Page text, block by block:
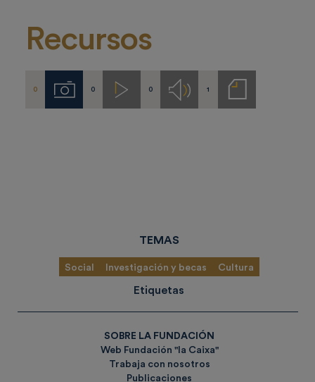
Recursos
0 Imágenes
0 Videos
0 Audios1
Notas
de
TEMAS
Social Investigación y becas Cultura
Etiquetas
SOBRE LA FUNDACIÓN
Web Fundación "la Caixa"
Trabaja con nosotros
Publicaciones